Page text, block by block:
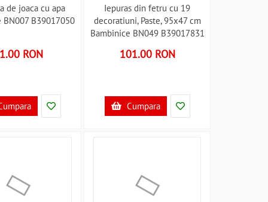
de joaca cu apa
BN007 B39017050
RON
Iepuras din fetru cu 19
decoratiuni, Paste, 95x47 cm
Bambinice BN049 B39017831
101.00 RON
Cumpara